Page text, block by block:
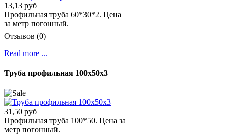
13,13 руб
Профильная труба 60*30*2. Цена
за метр погонный.
Отзывов (0)
Read more ...
Труба профильная 100х50х3
31,50 руб
Профильная труба 100*50. Цена за
метр погонный.